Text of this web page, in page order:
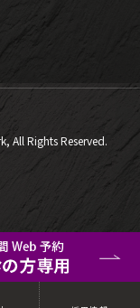
All Rights Reserved.